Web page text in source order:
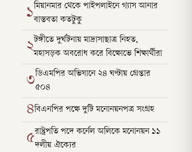
১মিয়ানমার থেকে পাইপলাইনে গ্যাস আনার
বাস্তবতা কতটুকু
২টঙ্গীতে দুর্ঘটনায় মাদ্রাসাছাত্র নিহত,
মহাসড়ক অবরোধ করে বিক্ষোভে শিক্ষার্থীরা
৩ডিএমপির অভিযানে ২৪ ঘণ্টায় গ্রেপ্তার
৫০৪
৪বিএনপির পক্ষে দুটি মনোনয়নপত্র সংগ্রহ
৫রাষ্ট্রপতি পদে কর্নেল অলিকে মনোনয়ন ১১
দলীয় ঐক্যের